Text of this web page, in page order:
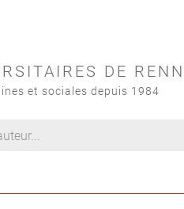
DE
et sociales depuis 1984